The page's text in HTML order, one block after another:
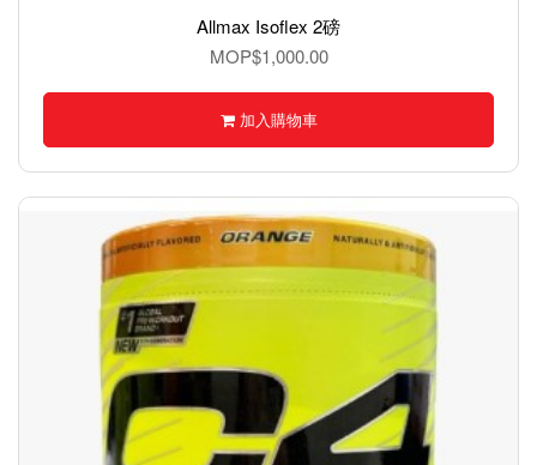
Allmax Isoflex 2磅
MOP$1,000.00
加入購物車